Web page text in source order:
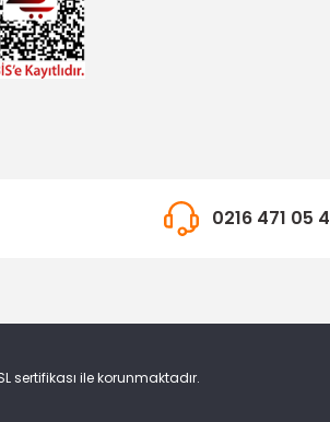
0216 471 05
sertifikası ile korunmaktadır.